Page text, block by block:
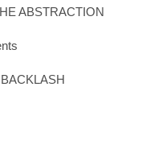
ABSTRACTION